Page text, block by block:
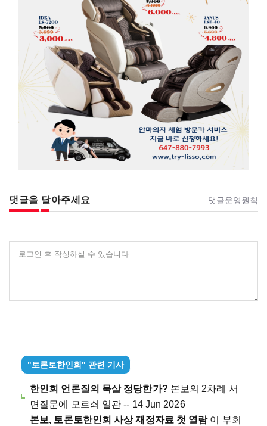
댓글을 달아주세요 댓글운영원칙
로그인 후 작성하실 수 있습니다
"토론토한인회" 관련 기사
한인회 언론질의 묵살 정당한가? 본보의 2차례 서
면질문에 모르쇠 일관 -- 14 Jun 2026
본보, 토론토한인회 사상 재정자료 첫 열람 이 부회